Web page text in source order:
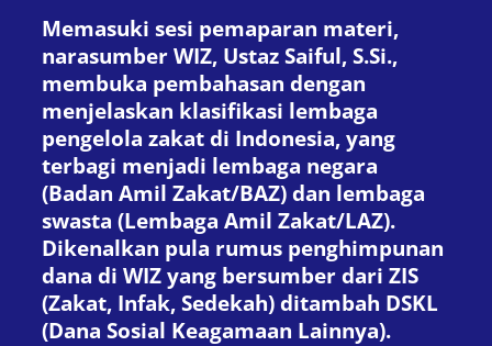
Memasuki sesi pemaparan materi,
narasumber WIZ, Ustaz Saiful, S.Si.,
membuka pembahasan dengan
menjelaskan klasifikasi lembaga
pengelola zakat di Indonesia, yang
terbagi menjadi lembaga negara
(Badan Amil Zakat/BAZ) dan lembaga
swasta (Lembaga Amil Zakat/LAZ).
Dikenalkan pula rumus penghimpunan
dana di WIZ yang bersumber dari ZIS
(Zakat, Infak, Sedekah) ditambah DSKL
(Dana Sosial Keagamaan Lainnya).